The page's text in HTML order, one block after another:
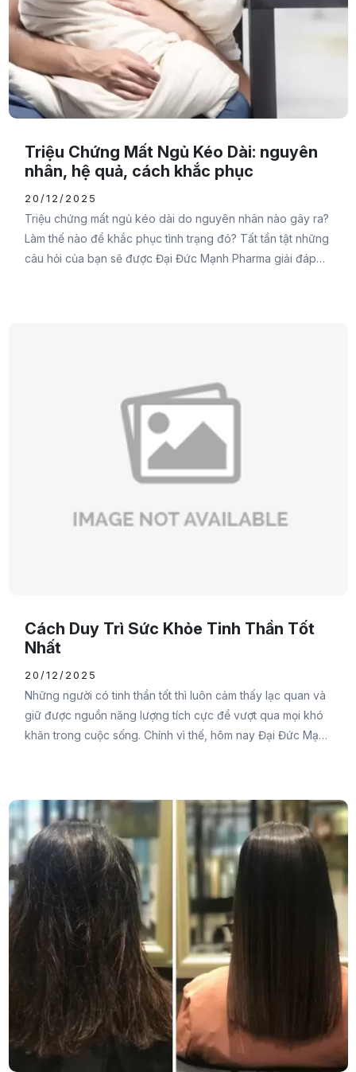
Triệu Chứng Mất Ngủ Kéo Dài: nguyên
nhân, hệ quả, cách khắc phục
20/12/2025
Triệu chứng mất ngủ kéo dài do nguyên nhân nào gây ra?
Làm thế nào để khắc phục tình trạng đó? Tất tần tật những
câu hỏi của bạn sẽ được Đại Đức Mạnh Pharma giải đáp
Cách Duy Trì Sức Khỏe Tinh Thần Tốt
Nhất
20/12/2025
Những người có tinh thần tốt thì luôn cảm thấy lạc quan và
giữ được nguồn năng lượng tích cực để vượt qua mọi khó
khăn trong cuộc sống. Chính vì thế, hôm nay Đại Đức Mạnh
trong cuộc sống.